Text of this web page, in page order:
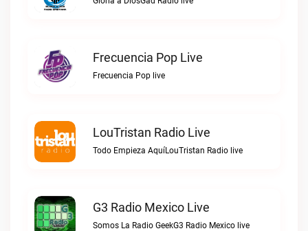
Frecuencia Pop Live
Frecuencia Pop live
LouTristan Radio Live
Todo Empieza AquíLouTristan Radio live
G3 Radio Mexico Live
Somos La Radio GeekG3 Radio Mexico live